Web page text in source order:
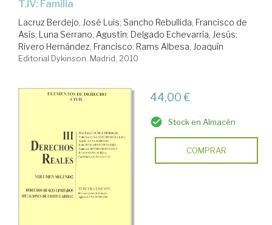
T.IV: Familia
Lacruz Berdejo, José Luis; Sancho Rebullida, Francisco de
Asís; Luna Serrano, Agustín; Delgado Echevarría, Jesús;
Rivero Hernández, Francisco; Rams Albesa, Joaquín
Editorial Dykinson. Madrid, 2010
44,00 €
Stock en Almacén
COMPRAR